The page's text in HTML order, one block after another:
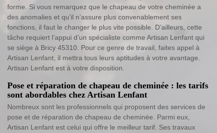
forme. Si vous remarquez que le chapeau de votre cheminée a
des anomalies et qu’il n’assure plus convenablement ses
fonctions, il faut le changer le plus vite possible. D’ailleurs, cette
tâche requiert l’appui d’un spécialiste comme Artisan Lenfant qui
se siège à Bricy 45310. Pour ce genre de travail, faites appel à
Artisan Lenfant, il mettra tous leurs aptitudes à votre avantage.
Artisan Lenfant est à votre disposition.
Pose et réparation de chapeau de cheminée : les tarifs
sont abordables chez Artisan Lenfant
Nombreux sont les professionnels qui proposent des services de
pose et de réparation de chapeau de cheminée. Parmi eux,
Artisan Lenfant est celui qui offre le meilleur tarif. Ses travaux